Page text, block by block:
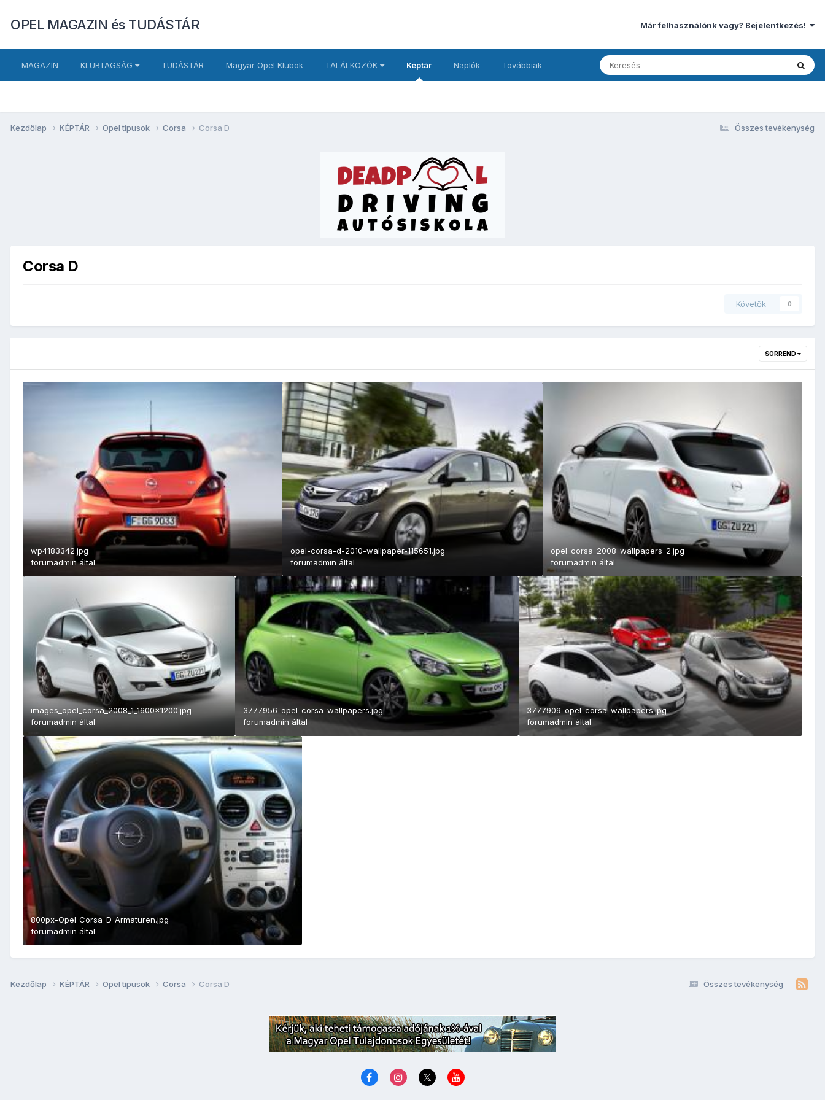
OPEL MAGAZIN és TUDÁSTÁR Már felhasználónk vagy? Bejelentkezés!
MAGAZIN KLUBTAGSÁG TUDÁSTÁR Magyar Opel Klubok TALÁLKOZÓK Képtár Naplók Továbbiak
Összes tevékenység
Kezdőlap KÉPTÁR Opel tipusok Corsa Corsa D
Corsa D
Követők 0
SORREND
wp4183342.jpg
forumadmináltal
opel-corsa-d-2010-wallpaper-115651.jpg
forumadmin által
opel_corsa_2008_wallpapers_2.jpg
forumadmin által
images_opel_corsa_2008_1_1600x1200.jpg
forumadmin által
3777956-opel-corsa-wallpapers.jpg
forumadmin által
3777909-opel-corsa-wallpapers.jpg
forumadmin által
800px-Opel_Corsa_D_Armaturen.jpg
forumadmin által
Összes tevékenység
Kezdőlap KÉPTÁR Opel tipusok Corsa Corsa D